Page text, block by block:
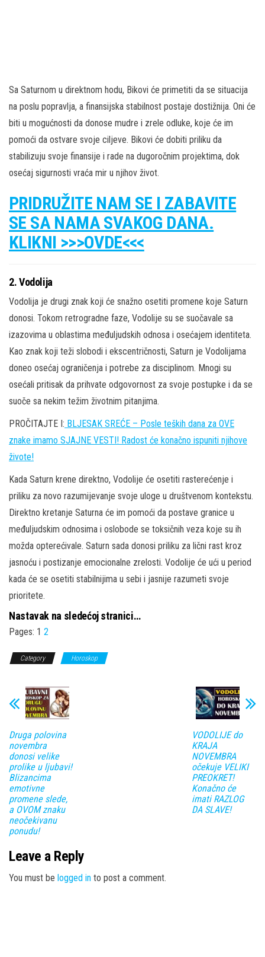
Sa Saturnom u direktnom hodu, Bikovi će primetiti da se situacija
na poslu popravlja, a finansijska stabilnost postaje dostižnija. Oni će
biti u mogućnosti da donose mudre i zrele odluke, koje će im
pomoći da ostvare svoje ciljeve. Bikovi će dobiti priliku da
stabilizuju svoje finansije i rade na dugoročnim projektima, dok
osećaj sigurnosti vraća mir u njihov život.
PRIDRUŽITE NAM SE I ZABAVITE
SE SA NAMA SVAKOG DANA.
KLIKNI >>>OVDE<<<
2.Vodolija
Vodolija je drugi znak koji će snažno osetiti promene koje Saturn
donosi. Tokom retrogradne faze, Vodolije su se suočavale sa
izazovima u oblastima međuljudskih odnosa i osećajem identiteta.
Kao znak koji teži slobodi i ekscentričnosti, Saturn je Vodolijama
doneo osećaj ograničenja i potrebe za disciplinom. Mnogi su
osećali pritisak da prihvate odgovornost za svoje postupke i da se
suoče sa nekim težim životnim pitanjima.
PROČITAJTE I: BLJESAK SREĆE – Posle teških dana za OVE
znake imamo SJAJNE VESTI! Radost će konačno ispuniti njihove
živote!
Kada Saturn krene direktno, Vodolije će osetiti rasterećenje i
priliku za novo razumijevanje svoje uloge u društvenom kontekstu.
Direktno kretanje Saturna će im pomoći da postave granice u
međuljudskim odnosima i oslobode se toksičnih veza koje su ih
možda opterećivale. Saturn sada donosi priliku za lični rast kroz
jasnoću i postizanje emocionalne zrelosti. Vodolije će ući u period
kada će se osetiti stabilnijima u sebi i jasnije razumeti svoje
prioritete.
Nastavak na sledećoj stranici…
Pages: 1 2
Category Horoskop
Druga polovina
novembra
donosi velike
prolike u ljubavi!
Blizancima
emotivne
promene slede,
a OVOM znaku
neočekivanu
ponudu!
VODOLIJE do
KRAJA
NOVEMBRA
očekuje VELIKI
PREOKRET!
Konačno će
imati RAZLOG
DA SLAVE!
Leave a Reply
You must be logged in to post a comment.